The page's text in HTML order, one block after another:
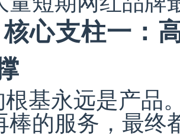
心支柱一：
根基永远是产品
棒的服务，最终